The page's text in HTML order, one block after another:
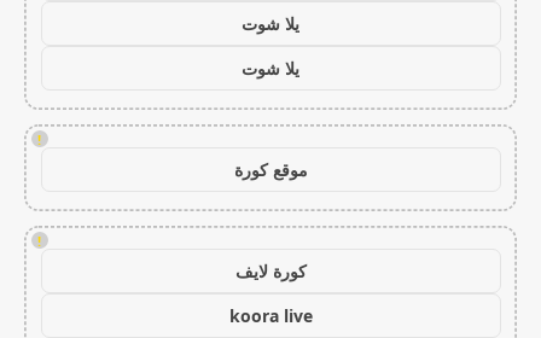
يلا شوت
يلا شوت
!
موقع كورة
!
كورة لايف
koora live